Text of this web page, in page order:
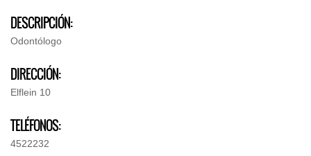
DESCRIPCIÓN:
Odontólogo
DIRECCIÓN:
Elflein 10
TELÉFONOS:
4522232